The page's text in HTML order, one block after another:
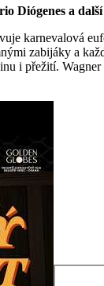
Diógenes a další
karnevalová
zabijáky a
i přežití.